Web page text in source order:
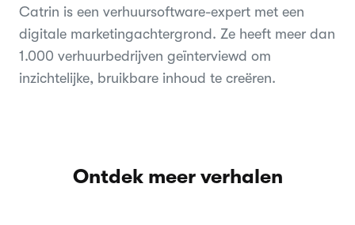
Catrin is een verhuursoftware-expert met een
digitale marketingachtergrond. Ze heeft meer dan
1.000 verhuurbedrijven geïnterviewd om
inzichtelijke, bruikbare inhoud te creëren.
Ontdek meer verhalen